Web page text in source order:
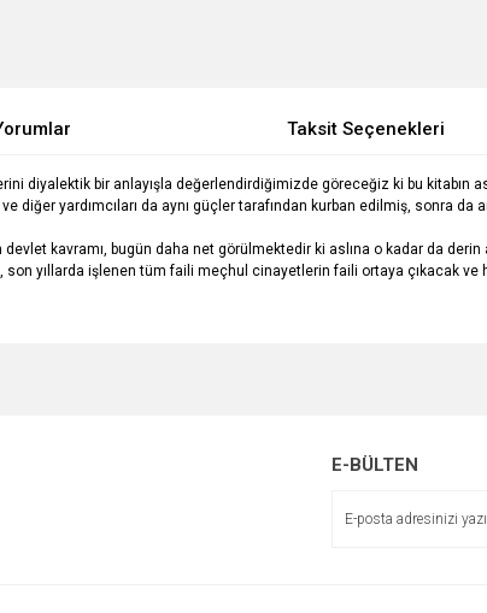
Taksit Seçenekleri
diyalektik bir anlayışla değerlendirdiğimizde göreceğiz ki bu
yardımcıları da aynı güçler tarafından kurban edilmiş, sonra da
kavramı, bugün daha net görülmektedir ki aslına o kadar da
son yıllarda işlenen tüm faili meçhul cinayetlerin faili ortaya çıkacak
E-BÜLTEN